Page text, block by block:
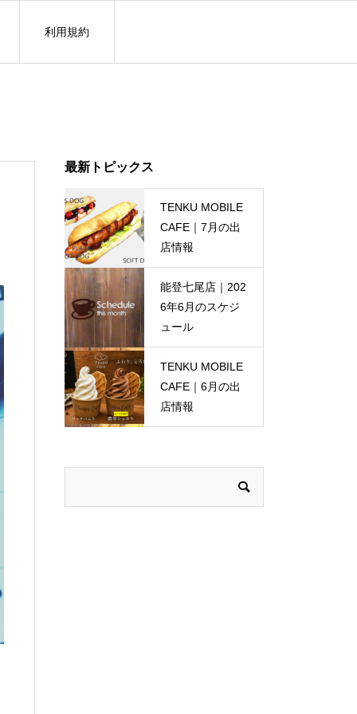
利用規約
最新トピックス
TENKU MOBILE
CAFE｜7月の出
店情報
能登七尾店｜202
6年6月のスケジ
ュール
TENKU MOBILE
CAFE｜6月の出
店情報